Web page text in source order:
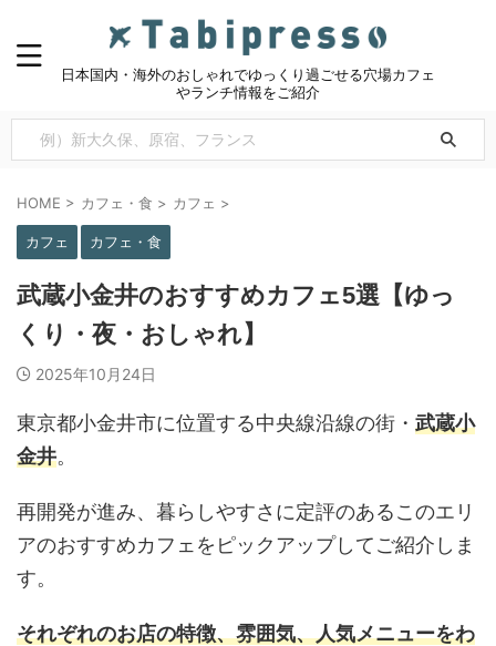
日本国内・海外のおしゃれでゆっくり過ごせる穴場カフェ
やランチ情報をご紹介
HOME > カフェ・食 > カフェ >
カフェ カフェ・食
武蔵小金井のおすすめカフェ5選【ゆっ
くり・夜・おしゃれ】
2025年10月24日
東京都小金井市に位置する中央線沿線の街・ 武蔵小
金井。
再開発が進み、暮らしやすさに定評のあるこのエリ
アのおすすめカフェをピックアップしてご紹介しま
す。
それぞれのお店の特徴、雰囲気、人気メニューをわ